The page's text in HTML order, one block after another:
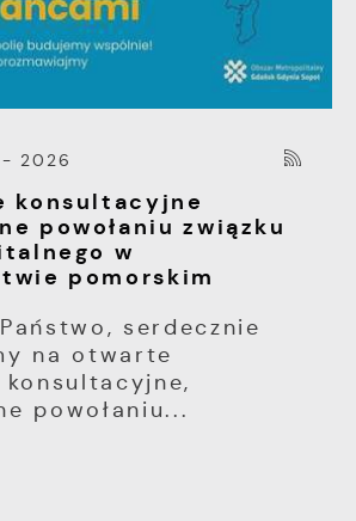
2026
konsultacyjne
powołaniu związku
w
pomorskim
serdecznie
na otwarte
powołaniu...